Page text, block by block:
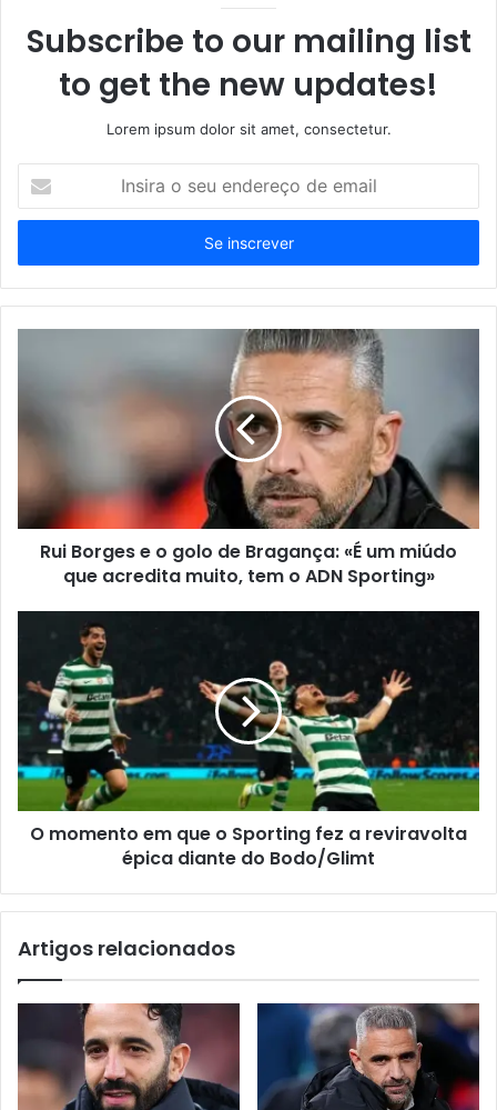
Subscribe to our mailing list
to get the new updates!
Lorem ipsum dolor sit amet, consectetur.
seu
de
email
Rui Borges e o golo de Bragança: «É um miúdo
que acredita muito, tem o ADN Sporting»
O momento em que o Sporting fez a reviravolta
épica diante do Bodo/Glimt
Artigos relacionados